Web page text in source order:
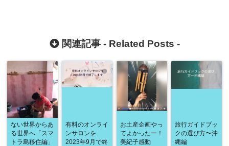
関連記事 - Related Posts -
ない世界からあ
る世界へ「スマ
トラ島移住編」
有料のオンライ
ンサロンを
2023年9月で終
お土産企画やっ
てよかったー！
美紀子感動
旅行ガイドブッ
クの選び方〜沖
縄編